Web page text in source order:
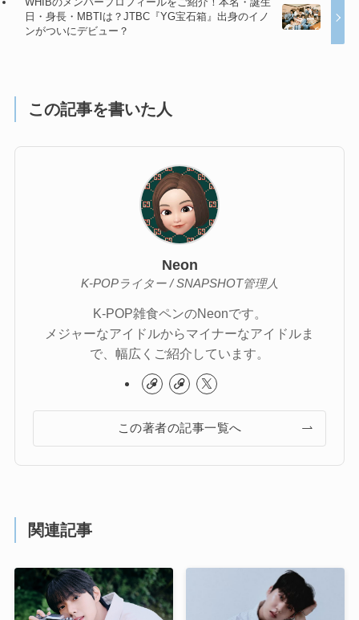
日・身長・MBTIは？JTBC『YG宝石箱』出身のイノ
ンがついにデビュー？
この記事を書いた人
Neon
K-POPライター / SNAPSHOT管理人
K-POP雑食ペンのNeonです。
メジャーなアイドルからマイナーなアイドルま
で、幅広くご紹介しています。
この著者の記事一覧へ
関連記事